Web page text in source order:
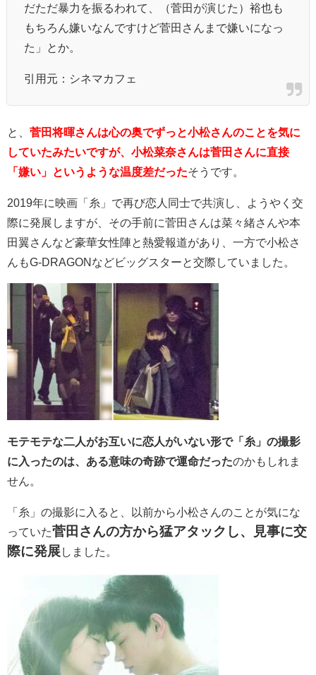
だただ暴力を振るわれて、（菅田が演じた）裕也も
もちろん嫌いなんですけど菅田さんまで嫌いになっ
た」とか。
引用元： シネマカフェ
と、 菅田将暉さんは心の奥でずっと小松さんのことを気に
していたみたいですが、小松菜奈さんは菅田さんに直接
「嫌い」というような温度差だったそうです。
2019年に映画「糸」で再び恋人同士で共演し、ようやく交
際に発展しますが、その手前に菅田さんは菜々緒さんや本
田翼さんなど豪華女性陣と熱愛報道があり、一方で小松さ
んもG-DRAGONなどビッグスターと交際していました。
モテモテな二人がお互いに恋人がいない形で「糸」の撮影
に入ったのは、ある意味の奇跡で運命だったのかもしれま
せん。
「糸」の撮影に入ると、以前から小松さんのことが気にな
っていた菅田さんの方から猛アタックし、見事に交
際に発展しました。